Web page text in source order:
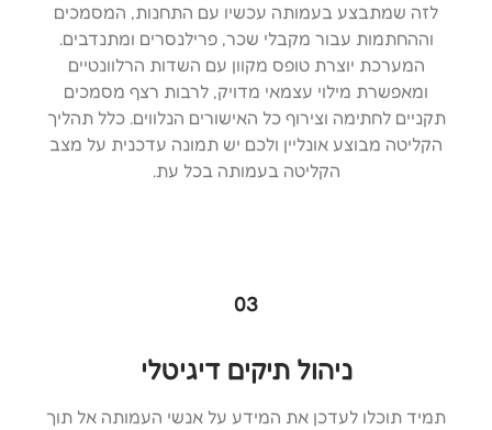
לזה שמתבצע בעמותה עכשיו עם התחנות, המסמכים
וההחתמות עבור מקבלי שכר, פרילנסרים ומתנדבים.
המערכת יוצרת טופס מקוון עם השדות הרלוונטיים
ומאפשרת מילוי עצמאי מדויק, לרבות רצף מסמכים
תקניים לחתימה וצירוף כל האישורים הנלווים. כלל תהליך
הקליטה מבוצע אונליין ולכם יש תמונה עדכנית על מצב
הקליטה בעמותה בכל עת.
03
ניהול תיקים דיגיטלי
תמיד תוכלו לעדכן את המידע על אנשי העמותה אל תוך